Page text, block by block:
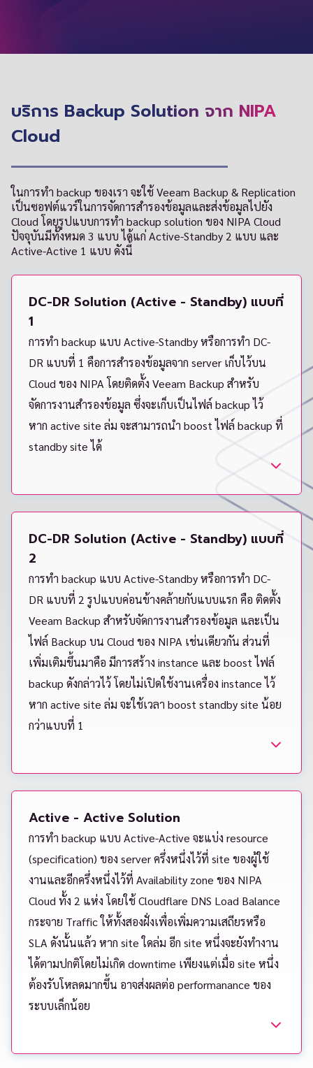
บริการ Backup Solution จาก NIPA
Cloud
ในการทำ backup ของเรา จะใช้ Veeam Backup & Replication
เป็นซอฟต์แวร์ในการจัดการสำรองข้อมูลและส่งข้อมูลไปยัง
Cloud โดยรูปแบบการทำ backup solution ของ NIPA Cloud
ปัจจุบันมีทั้งหมด 3 แบบ ได้แก่ Active-Standby 2 แบบ และ
Active-Active 1 แบบ ดังนี้
DC-DR Solution (Active - Standby) แบบที่
1
การทำ backup แบบ Active-Standby หรือการทำ DC-
DR แบบที่ 1 คือการสำรองข้อมูลจาก server เก็บไว้บน
Cloud ของ NIPA โดยติดตั้ง Veeam Backup สำหรับ
จัดการงานสำรองข้อมูล ซึ่งจะเก็บเป็นไฟล์ backup ไว้
หาก active site ล่ม จะสามารถนำ boost ไฟล์ backup ที่
standby site ได้
DC-DR Solution (Active - Standby) แบบที่
2
การทำ backup แบบ Active-Standby หรือการทำ DC-
DR แบบที่ 2 รูปแบบค่อนข้างคล้ายกับแบบแรก คือ ติดตั้ง
Veeam Backup สำหรับจัดการงานสำรองข้อมูล และเป็น
ไฟล์ Backup บน Cloud ของ NIPA เช่นเดียวกัน ส่วนที่
เพิ่มเติมขึ้นมาคือ มีการสร้าง instance และ boost ไฟล์
backup ดังกล่าวไว้ โดยไม่เปิดใช้งานเครื่อง instance ไว้
หาก active site ล่ม จะใช้เวลา boost standby site น้อย
กว่าแบบที่ 1
Active - Active Solution
การทำ backup แบบ Active-Active จะแบ่ง resource
(specification) ของ server ครึ่งหนึ่งไว้ที่ site ของผู้ใช้
งานและอีกครึ่งหนึ่งไว้ที่ Availability zone ของ NIPA
Cloud ทั้ง 2 แห่ง โดยใช้ Cloudflare DNS Load Balance
กระจาย Traffic ให้ทั้งสองฝั่งเพื่อเพิ่มความเสถียรหรือ
SLA ดังนั้นแล้ว หาก site ใดล่ม อีก site หนึ่งจะยังทำงาน
ได้ตามปกติโดยไม่เกิด downtime เพียงแต่เมื่อ site หนึ่ง
ต้องรับโหลดมากขึ้น อาจส่งผลต่อ performanance ของ
ระบบเล็กน้อย